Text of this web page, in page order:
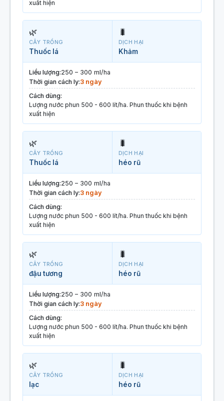
xuất hiện
🌿
CÂY TRỒNG
Thuốc lá
🐛
DỊCH HẠI
Khảm
Liều lượng:250 – 300 ml/ha
Thời gian cách ly:3 ngày
Cách dùng:
Lượng nước phun 500 - 600 lít/ha. Phun thuốc khi bệnh
xuất hiện
🌿
CÂY TRỒNG
Thuốc lá
🐛
DỊCH HẠI
héo rũ
Liều lượng:250 – 300 ml/ha
Thời gian cách ly:3 ngày
Cách dùng:
Lượng nước phun 500 - 600 lít/ha. Phun thuốc khi bệnh
xuất hiện
🌿
CÂY TRỒNG
đậu tương
🐛
DỊCH HẠI
héo rũ
Liều lượng:250 – 300 ml/ha
Thời gian cách ly:3 ngày
Cách dùng:
Lượng nước phun 500 - 600 lít/ha. Phun thuốc khi bệnh
xuất hiện
🌿
CÂY TRỒNG
lạc
🐛
DỊCH HẠI
héo rũ